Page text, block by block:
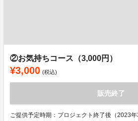
②お気持ちコース（3,000円）
¥3,000 (税込)
販売終了
ご提供予定時期：プロジェクト終了後（2023